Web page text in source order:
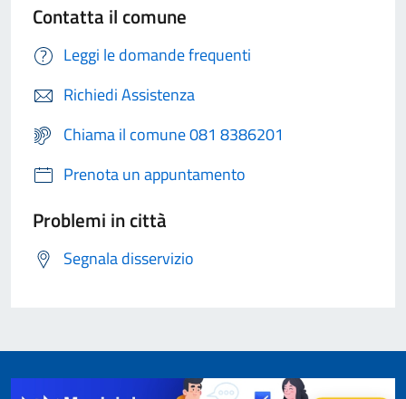
Contatta il comune
Leggi le domande frequenti
Richiedi Assistenza
Chiama il comune 081 8386201
Prenota un appuntamento
Problemi in città
Segnala disservizio